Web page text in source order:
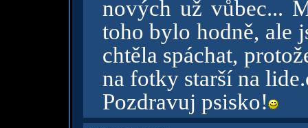
nových už vůbec...
toho bylo hodně, ale
chtěla spáchat,
na fotky starší na
Pozdravuj psisko!